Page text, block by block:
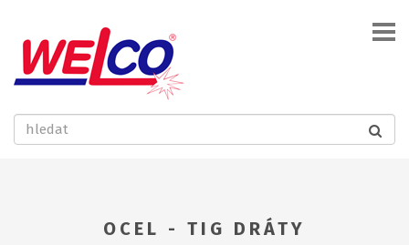
OCEL - TIG DRÁTY